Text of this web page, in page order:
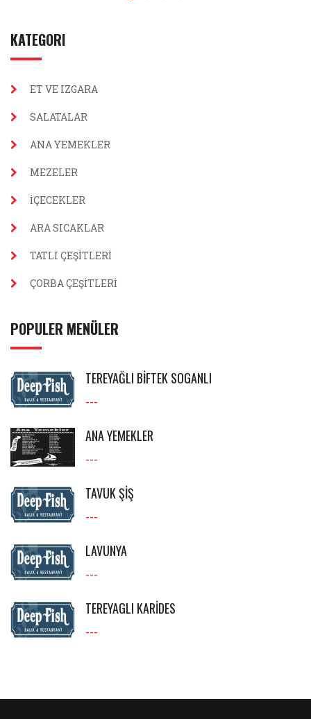
KATEGORI
ET VE IZGARA
SALATALAR
ANA YEMEKLER
MEZELER
İÇECEKLER
ARA SICAKLAR
TATLI ÇEŞİTLERİ
ÇORBA ÇEŞİTLERİ
POPULER MENÜLER
TEREYAĞLI BİFTEK SOGANLI
---
ANA YEMEKLER
---
TAVUK ŞİŞ
---
LAVUNYA
---
TEREYAGLI KARİDES
---